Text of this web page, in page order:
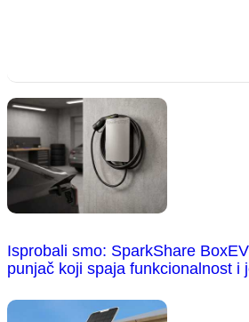
Isprobali smo: SparkShare
punjač koji spaja funkcionalnost i